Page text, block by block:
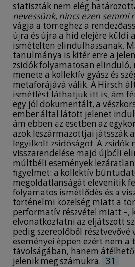
statiszták nem elég
nevessünk, nincs ezen semmi
vágja a tömeghez a
újra és újra a híd elejére küldi
ismételten elindulhassanak.
tanulmánya is kitér erre a
zsidók folyamatosan elinduló,
menete a kollektív gyász és
metaforájává válik. A Hirsch
ismétlést láthatjuk itt is, ám
egy jól dokumentált, a
ember által látott jelenet indul
ám ebben az esetben az
azok leszármazottjai játsszák
legyilkolt zsidóságot. A zsidók
visszarendelése majd újbóli
múltbéli események
figyelmet: a kollektív
megoldatlanságát elevenítik
folyamatos ismétlődés és a
történelmi közelség miatt a
performatív részvétel miatt –,
elvonatkoztatni az eljátszott
pedig szereplőből résztvevővé
eseményei éppen ezért nem
távolságában, hanem átélhető
jelenik meg számukra. 31